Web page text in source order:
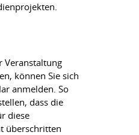
Veranstaltung
können Sie sich
anmelden. So
dass die
diese
überschritten